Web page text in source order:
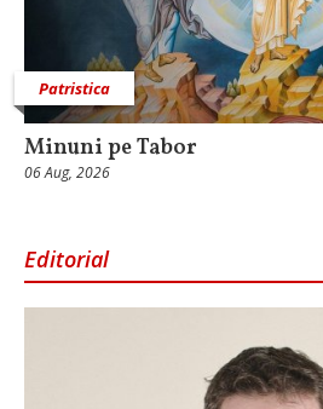
Patristica
Minuni pe Tabor
06 Aug, 2026
Editorial